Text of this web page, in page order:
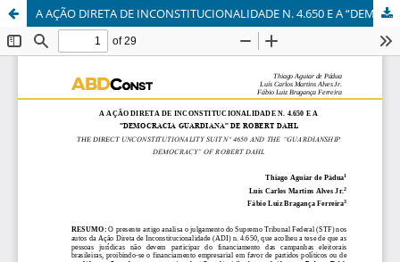
A AÇÃO DIRETA DE INCONSTITUCIONALIDADE N. 4.650 E A “DEMOCRACIA GUARDIANA” DE ROBERT DAHL